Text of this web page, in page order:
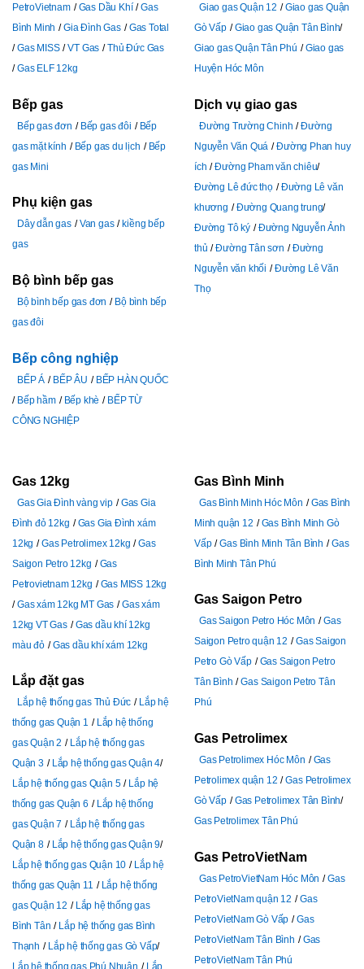
PetroVietnam
Gas Dầu Khí
Gas
Bình Minh
Gia Đình Gas
Gas Total
Gas MISS
VT Gas
Thủ Đức Gas
Gas ELF 12kg
Bếp gas
Bếp gas đơn Bếp gas đôi
Bếp
gas mặt kính
Bếp gas du lịch
Bếp
gas Mini
Phụ kiện gas
Dây dẫn gas Van gas
kiềng bếp
gas
Bộ bình bếp gas
Bộ bình bếp gas đơn
Bộ bình bếp
gas đôi
Bếp công nghiệp
BẾP Á BẾP ÂU
BẾP HÀN QUỐC
Bếp hầm
Bếp khè
BẾP TỪ
CÔNG NGHIỆP
Giao gas Quận 12
Giao gas Quận
Gò Vấp
Giao gas Quận Tân Bình
Giao gas Quận Tân Phú
Giao gas
Huyện Hóc Môn
Dịch vụ giao gas
Đường Trường Chinh
Đường
Nguyễn Văn Quá
Đường Phan huy
ích
Đường Pham văn chiêu
Đường Lê đức thọ
Đường Lê văn
khương
Đường Quang trung
Đường Tô ký
Đường Nguyễn Ảnh
thủ
Đường Tân sơn
Đường
Nguyễn văn khối
Đường Lê Văn
Thọ
Gas 12kg
Gas Gia Đình vàng vip
Gas Gia
Đình đỏ 12kg
Gas Gia Đình xám
12kg
Gas Petrolimex 12kg
Gas
Saigon Petro 12kg
Gas
Petrovietnam 12kg
Gas MISS 12kg
Gas xám 12kg MT Gas
Gas xám
12kg VT Gas
Gas dầu khí 12kg
màu đỏ
Gas dầu khí xám 12kg
Lắp đặt gas
Lắp hệ thống gas Thủ Đức
Lắp hệ
thống gas Quận 1
Lắp hệ thống
gas Quận 2
Lắp hệ thống gas
Quận 3
Lắp hệ thống gas Quận 4
Lắp hệ thống gas Quận 5
Lắp hệ
thống gas Quận 6
Lắp hệ thống
gas Quận 7
Lắp hệ thống gas
Quận 8
Lắp hệ thống gas Quận 9
Lắp hệ thống gas Quận 10
Lắp hệ
thống gas Quận 11
Lắp hệ thống
gas Quận 12
Lắp hệ thống gas
Bình Tân
Lắp hệ thống gas Bình
Thạnh
Lắp hệ thống gas Gò Vấp
Gas Bình Minh
Gas Bình Minh Hóc Môn
Gas Bình
Minh quận 12
Gas Bình Minh Gò
Vấp
Gas Bình Minh Tân Bình
Gas
Bình Minh Tân Phú
Gas Saigon Petro
Gas Saigon Petro Hóc Môn
Gas
Saigon Petro quận 12
Gas Saigon
Petro Gò Vấp
Gas Saigon Petro
Tân Bình
Gas Saigon Petro Tân
Phú
Gas Petrolimex
Gas Petrolimex Hóc Môn
Gas
Petrolimex quận 12
Gas Petrolimex
Gò Vấp
Gas Petrolimex Tân Bình
Gas Petrolimex Tân Phú
Gas PetroVietNam
Gas PetroVietNam Hóc Môn
Gas
PetroVietNam quận 12
Gas
PetroVietNam Gò Vấp
Gas
PetroVietNam Tân Bình
Gas
PetroVietNam Tân Phú